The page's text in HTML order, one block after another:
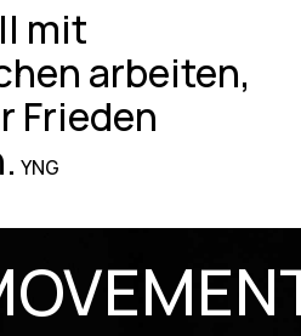
mit
arbeiten,
Frieden
YNG